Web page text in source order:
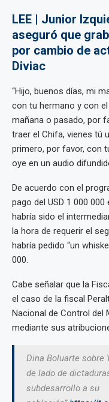
LEE | Junior
aseguró que
por cambio de
Diviac
“Hijo, buenos días, mi
con tu hermano y con
mañana o pasado, por
traer el Chifa, vienes tú
primero, por favor, con
oye en un audio
De acuerdo con el
pago del USD 1 000
habría sido el
la hora de requerir el
habría pedido “un
000.
Cabe señalar que la
el caso de la fiscal
Nacional de Control del
mediante sus
Dina Boluarte sobre
de lado de
subdesarrollo a su